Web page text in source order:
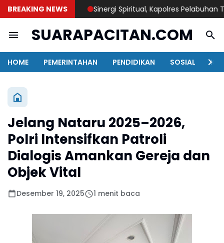
BREAKING NEWS Sinergi Spiritual, Kapolres Pelabuhan
SUARAPACITAN.COM
HOME PEMERINTAHAN PENDIDIKAN SOSIAL
Jelang Nataru 2025–2026,
Polri Intensifkan Patroli
Dialogis Amankan Gereja dan
Objek Vital
Desember 19, 2025 1 menit baca